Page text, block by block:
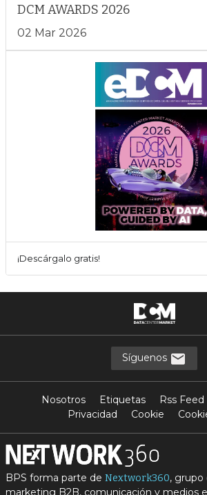
DCM AWARDS 2026
02 Mar 2026
¡Descárgalo gratis!
Síguenos
Nosotros Etiquetas Rss Feed
Privacidad
Cookie
BPS forma parte de Nextwork360, grupo
marketing B2B, comunicación y medios